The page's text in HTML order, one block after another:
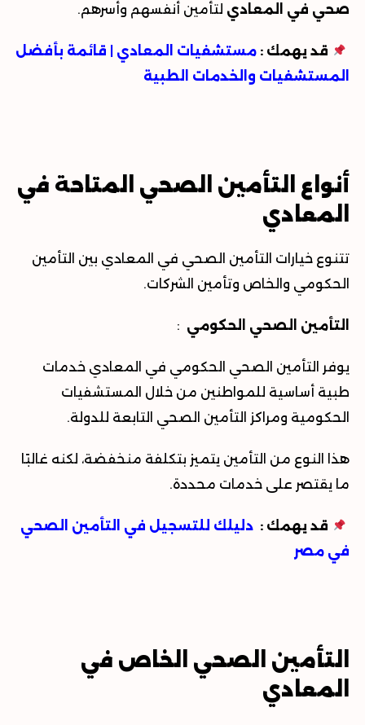
صحي في المعادي لتأمين أنفسهم وأسرهم.
قد يهمك : مستشفيات المعادي | قائمة بأفضل
المستشفيات والخدمات الطبية
أنواع التأمين الصحي المتاحة في
المعادي
تتنوع خيارات التأمين الصحي في المعادي بين التأمين
الحكومي والخاص وتأمين الشركات.
التأمين الصحي الحكومي :
يوفر التأمين الصحي الحكومي في المعادي خدمات
طبية أساسية للمواطنين من خلال المستشفيات
الحكومية ومراكز التأمين الصحي التابعة للدولة.
هذا النوع من التأمين يتميز بتكلفة منخفضة، لكنه غالبًا
ما يقتصر على خدمات محددة.
قد يهمك : دليلك للتسجيل في التأمين الصحي
في مصر
التأمين الصحي الخاص في
المعادي